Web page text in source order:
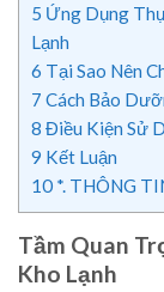
5 Ứng Dụng
Lạnh
6 Tại Sao Nên
7 Cách Bảo
8 Điều Kiện Sử
9 Kết Luận
10 *. THÔNG
Tầm Quan
Kho Lạnh